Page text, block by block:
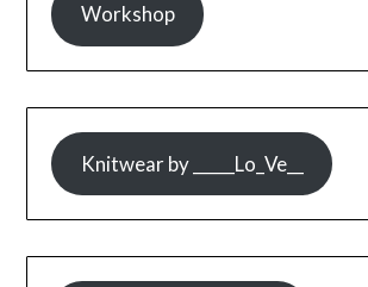
Workshop
Knitwear by _____Lo_Ve__